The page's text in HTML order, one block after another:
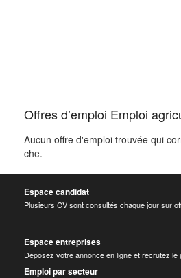
Offres d’emploi Emploi
Aucun offre d'emploi trouvée qui
che.
Espace candidat
Plusieurs CV sont consultés chaque jour sur
!
Espace entreprises
Déposez votre annonce en ligne et recrutez le
Emploi par secteur